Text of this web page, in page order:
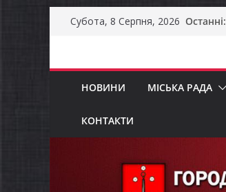
Перейти
Субота, 8 Серпня, 2026 Останні:
НОВИНИ МІСЬКА РАДА
КОНТАКТИ